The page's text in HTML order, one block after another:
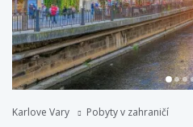
Karlove Vary Pobyty v zahraničí